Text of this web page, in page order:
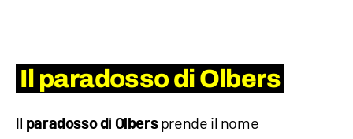
Il paradosso di Olbers
Il paradosso di Olbersprende il nome